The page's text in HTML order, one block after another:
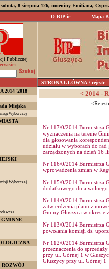
sobota, 8 sierpnia 126, imieniny Emiliana,
O BIP-ie
Mapa
Publicznej
STRONA GŁÓWNA / rejestr
2014÷2018
Miejska
Wyborczej
Wyborczej
ROZWÓJ
< 2014 -
Nr 117/0/2014 Burmistrza
wyznaczenia na terenie
dla głosowania
udziału w wyborach do
zarządzonych na dzień 16
Nr 116/0/2014 Burmistrza
wprowadzenia zmian w
Nr 115/0/2014 Burmistrza
dodatkowego dnia
Nr 114/0/2014 Burmistrza
zatwierdzenia planu
Gminy Głuszyca w
Nr 113/0/2014 Burmistrza
powołania komisji ds.
Nr 112/0/2014 Burmistrza
przeznaczenia do
przy ul. Górnej 1 w
Głuszycy przy ul. Górnej 1